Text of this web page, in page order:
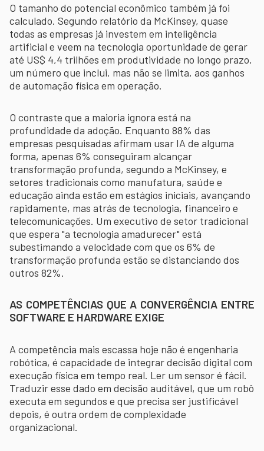
O tamanho do potencial econômico também já foi
calculado. Segundo relatório da McKinsey, quase
todas as empresas já investem em inteligência
artificial e veem na tecnologia oportunidade de gerar
até US$ 4,4 trilhões em produtividade no longo prazo,
um número que inclui, mas não se limita, aos ganhos
de automação física em operação.
O contraste que a maioria ignora está na
profundidade da adoção. Enquanto 88% das
empresas pesquisadas afirmam usar IA de alguma
forma, apenas 6% conseguiram alcançar
transformação profunda, segundo a McKinsey, e
setores tradicionais como manufatura, saúde e
educação ainda estão em estágios iniciais, avançando
rapidamente, mas atrás de tecnologia, financeiro e
telecomunicações. Um executivo de setor tradicional
que espera "a tecnologia amadurecer" está
subestimando a velocidade com que os 6% de
transformação profunda estão se distanciando dos
outros 82%.
AS COMPETÊNCIAS QUE A CONVERGÊNCIA ENTRE
SOFTWARE E HARDWARE EXIGE
A competência mais escassa hoje não é engenharia
robótica, é capacidade de integrar decisão digital com
execução física em tempo real. Ler um sensor é fácil.
Traduzir esse dado em decisão auditável, que um robô
executa em segundos e que precisa ser justificável
depois, é outra ordem de complexidade
organizacional.